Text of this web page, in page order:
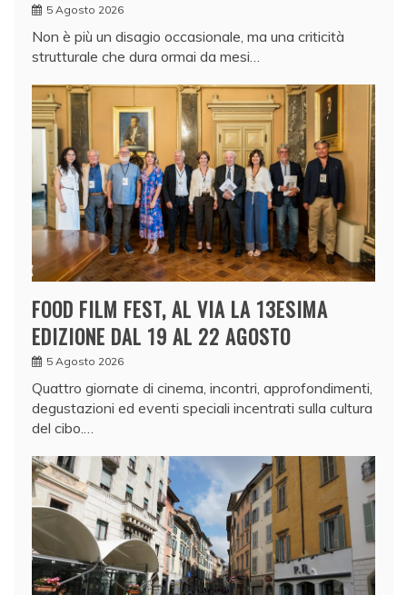
5 Agosto 2026
Non è più un disagio occasionale, ma una criticità
strutturale che dura ormai da mesi…
FOOD FILM FEST, AL VIA LA 13ESIMA
EDIZIONE DAL 19 AL 22 AGOSTO
5 Agosto 2026
Quattro giornate di cinema, incontri, approfondimenti,
degustazioni ed eventi speciali incentrati sulla cultura
del cibo.…